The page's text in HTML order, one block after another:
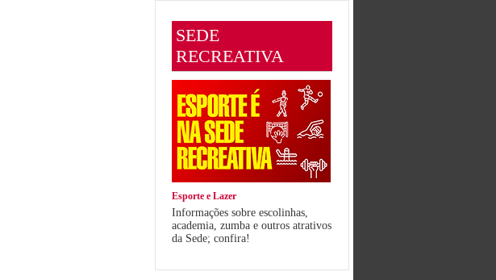
SEDE
RECREATIVA
Esporte e Lazer
Informações sobre escolinhas,
academia, zumba e outros atrativos
da Sede; confira!